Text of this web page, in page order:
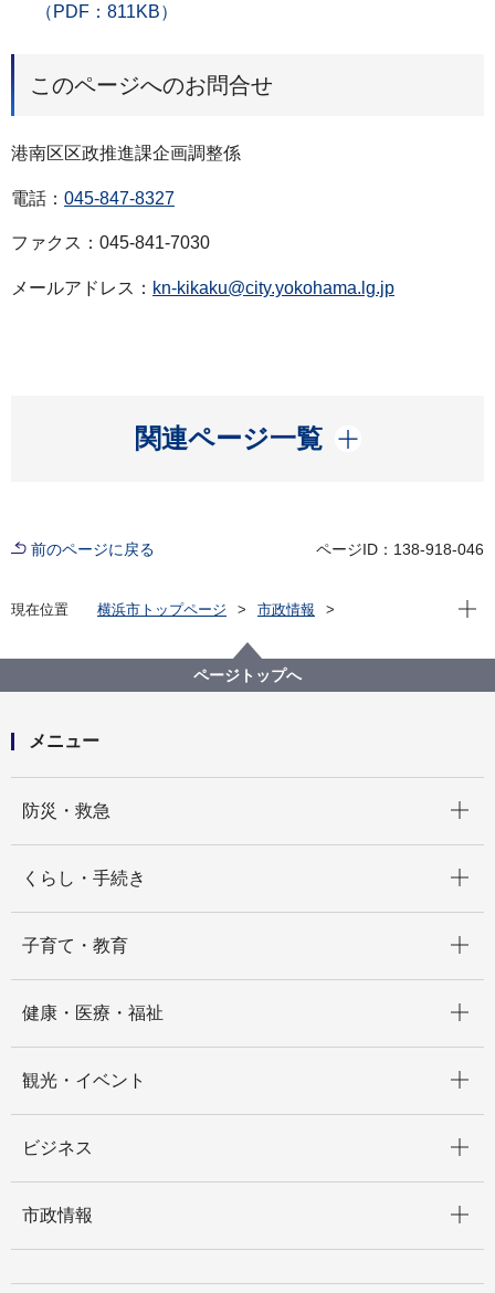
（PDF：811KB）
このページへのお問合せ
港南区区政推進課企画調整係
電話： 045-847-8327
ファクス：045-841-7030
メールアドレス： kn-kikaku@city.yokohama.lg.jp
関連ページ一覧
開く
前のページに戻る ページID：138-918-046
現在位置 横浜市トップページ
市政情報
【記者発表】港南区役所は「オンライン手続」を開始
します！
現在
ページトップへ
メニュー
防災・救急
くらし・手続き
子育て・教育
健康・医療・福祉
観光・イベント
ビジネス
市政情報